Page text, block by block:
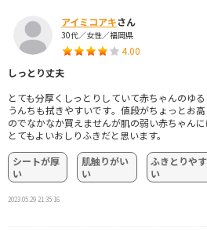
アイミコアキさん
30代／女性／福岡県
4.00
しっとり丈夫
とても分厚くしっとりしていて赤ちゃんのゆ
うんちも拭きやすいです。値段がちょっとお
のでなかなか買えませんが肌の弱い赤ちゃん
とてもよいおしりふきだと思います。
シートが厚
い
肌触りがい
い
ふきとりやす
い
2023.05.29 21:35:16